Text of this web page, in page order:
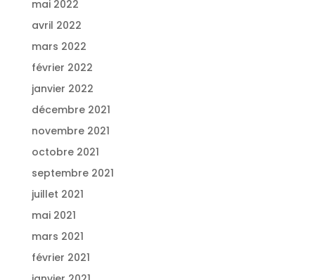
mai 2022
avril 2022
mars 2022
février 2022
janvier 2022
décembre 2021
novembre 2021
octobre 2021
septembre 2021
juillet 2021
mai 2021
mars 2021
février 2021